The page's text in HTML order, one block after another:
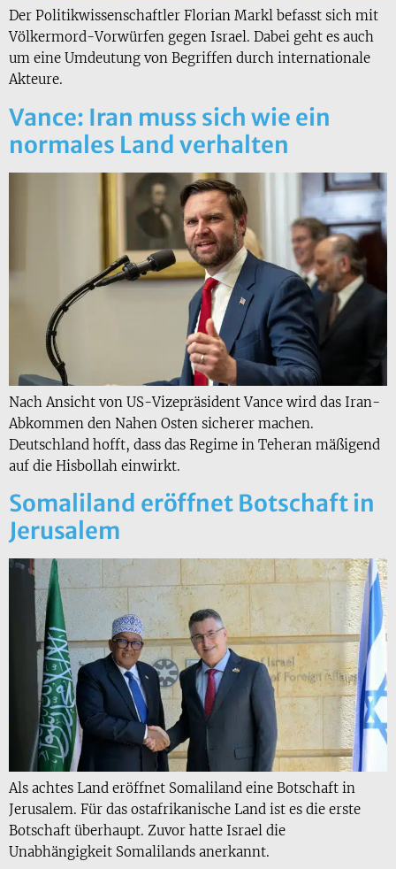
Der Politikwissenschaftler Florian Markl befasst sich mit
Völkermord-Vorwürfen gegen Israel. Dabei geht es auch
um eine Umdeutung von Begriffen durch internationale
Akteure.
Vance: Iran muss sich wie ein
normales Land verhalten
Nach Ansicht von US-Vizepräsident Vance wird das Iran-
Abkommen den Nahen Osten sicherer machen.
Deutschland hofft, dass das Regime in Teheran mäßigend
auf die Hisbollah einwirkt.
Somaliland eröffnet Botschaft in
Jerusalem
Als achtes Land eröffnet Somaliland eine Botschaft in
Jerusalem. Für das ostafrikanische Land ist es die erste
Botschaft überhaupt. Zuvor hatte Israel die
Unabhängigkeit Somalilands anerkannt.